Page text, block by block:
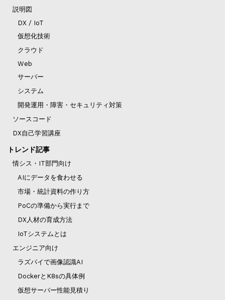
説明図
DX / IoT
仮想化技術
クラウド
Web
サーバー
システム
開発運用・障害・セキュリティ対策
ソースコード
DX自己学習講座
トレンド記事
情シス・IT部門向け
AIにデータを食わせる
市場・統計資料の作り方
PoCの準備から実行まで
DX人材の育成方法
IoTシステムとは
エンジニア向け
ラズパイで画像認識AI
DockerとK8sの具体例
仮想サーバー性能見積り